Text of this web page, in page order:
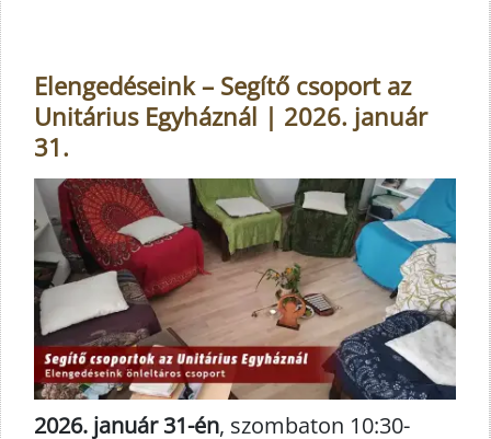
Elengedéseink – Segítő csoport az
Unitárius Egyháznál | 2026. január
31.
2026. január 31-én, szombaton 10:30-